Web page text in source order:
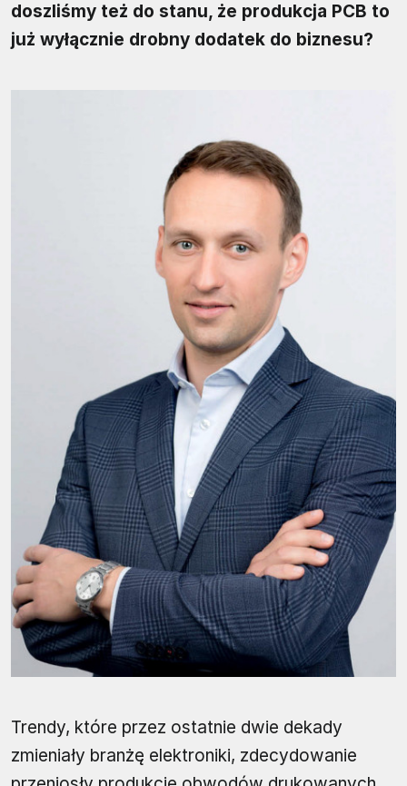
doszliśmy też do stanu, że produkcja PCB to
już wyłącznie drobny dodatek do biznesu?
Trendy, które przez ostatnie dwie dekady
zmieniały branżę elektroniki, zdecydowanie